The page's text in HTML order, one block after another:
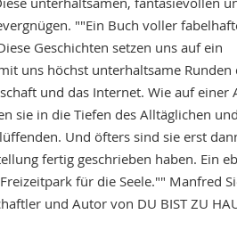
""Ein Buch voller
Geschichten setzen uns auf ein
uns höchst unterhaltsame Runden
und das Internet. Wie auf einer
sie in die Tiefen des Alltäglichen
Und öfters sind sie erst
fertig geschrieben haben. Ein
für die Seele."" Manfred
und Autor von DU BIST ZU